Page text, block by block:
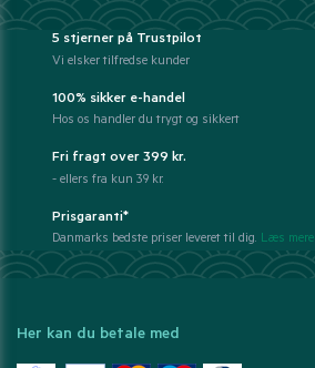
5 stjerner på Trustpilot
Vi elsker tilfredse kunder
100% sikker e-handel
Hos os handler du trygt og sikkert
Fri fragt over 399 kr.
- ellers fra kun 39 kr.
Prisgaranti*
Danmarks bedste priser leveret til dig. Læs mere
Her kan du betale med